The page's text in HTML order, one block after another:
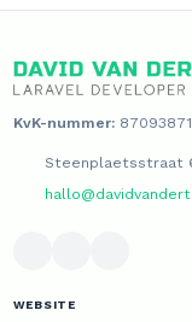
KvK-nummer:87093871
Steenplaetsstraat
WEBSITE